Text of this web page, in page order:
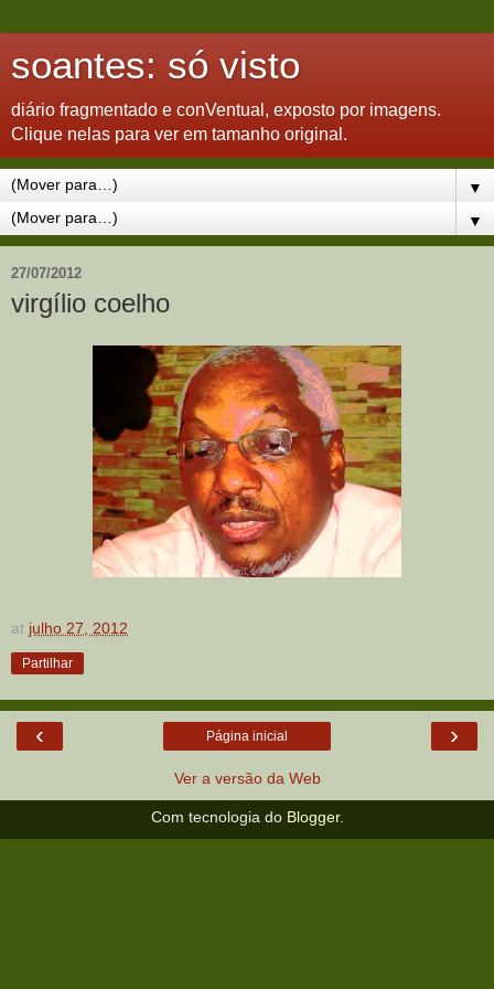
soantes: só visto
diário fragmentado e conVentual, exposto por imagens.
Clique nelas para ver em tamanho original.
▼
▼
27/07/2012
virgílio coelho
at julho 27, 2012
Partilhar
‹ ›
Página inicial
Ver a versão da Web
Com tecnologia do Blogger.